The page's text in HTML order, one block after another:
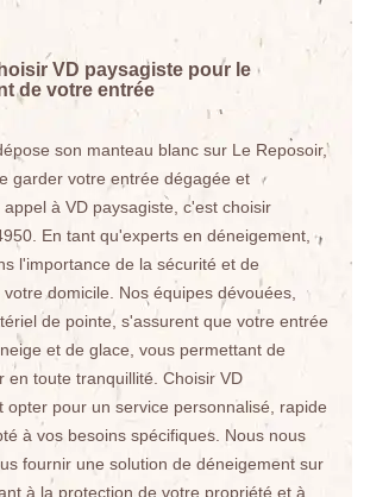
VD paysagiste pour le
de votre entrée
son manteau blanc sur Le Reposoir,
garder votre entrée dégagée et
à VD paysagiste, c'est choisir
En tant qu'experts en déneigement,
l'importance de la sécurité et de
domicile. Nos équipes dévouées,
de pointe, s'assurent que votre entrée
et de glace, vous permettant de
en toute tranquillité. Choisir VD
opter pour un service personnalisé, rapide
à vos besoins spécifiques. Nous nous
fournir une solution de déneigement sur
à la protection de votre propriété et à